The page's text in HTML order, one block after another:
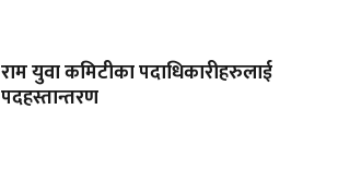
राम युवा कमिटीका पदाधिकारीहरुलाई
पदहस्तान्तरण